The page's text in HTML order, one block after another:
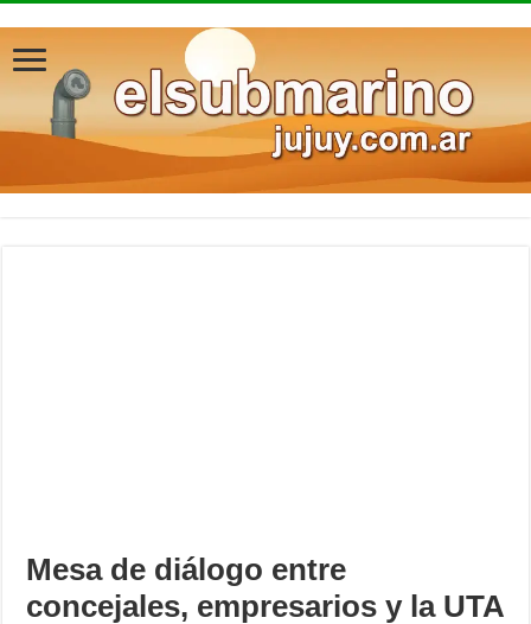
Mesa de diálogo entre
concejales, empresarios y la UTA